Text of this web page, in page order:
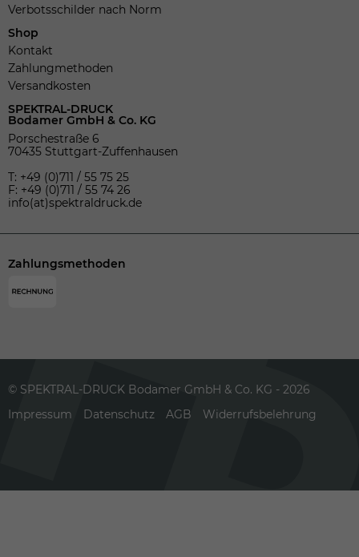
Verbotsschilder nach Norm
Shop
Kontakt
Zahlungmethoden
Versandkosten
SPEKTRAL-DRUCK
Bodamer GmbH & Co. KG
Porschestraße 6
70435 Stuttgart-Zuffenhausen
T: +49 (0)711 / 55 75 25
F: +49 (0)711 / 55 74 26
info(at)spektraldruck.de
Zahlungsmethoden
© SPEKTRAL-DRUCK Bodamer GmbH & Co. KG - 2026
Impressum
Datenschutz AGB Widerrufsbelehrung